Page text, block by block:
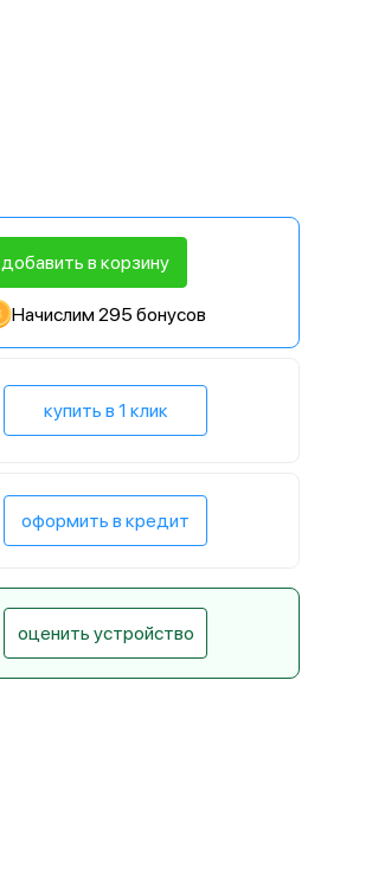
добавить в корзину
Начислим 295 бонусов
купить в 1 клик
оформить в кредит
оценить устройство